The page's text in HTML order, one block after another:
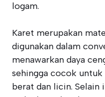
logam.
Karet merupakan
digunakan dalam
menawarkan daya
sehingga cocok
berat dan licin. Selain